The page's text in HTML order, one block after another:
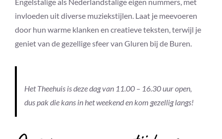
invloeden uit diverse muziekstijlen. Laat je meevoeren
door hun warme klanken en creatieve teksten, terwijl je
geniet van de gezellige sfeer van Gluren bij de Buren.
Het Theehuis is deze dag van 11.00 – 16.30 uur open,
dus pak die kans in het weekend en kom gezellig langs!